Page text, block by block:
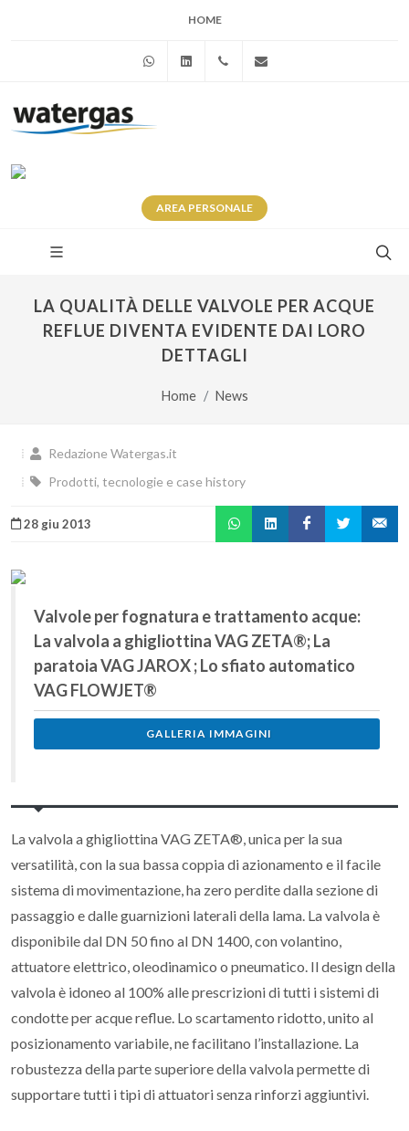
HOME
WhatsAppLinkedin+39 345 281 0246
AREA PERSONALE
LA QUALITÀ DELLE VALVOLE PER ACQUE
REFLUE DIVENTA EVIDENTE DAI LORO
DETTAGLI
Home News
Redazione Watergas.it
Prodotti, tecnologie e case history
28 giu 2013
Valvole per fognatura e trattamento acque:
La valvola a ghigliottina VAG ZETA®; La
paratoia VAG JAROX ; Lo sfiato automatico
VAG FLOWJET®
GALLERIA IMMAGINI
La valvola a ghigliottina VAG ZETA®, unica per la sua
versatilità, con la sua bassa coppia di azionamento e il facile
sistema di movimentazione, ha zero perdite dalla sezione di
passaggio e dalle guarnizioni laterali della lama. La valvola è
disponibile dal DN 50 fino al DN 1400, con volantino,
attuatore elettrico, oleodinamico o pneumatico. Il design della
valvola è idoneo al 100% alle prescrizioni di tutti i sistemi di
condotte per acque reflue. Lo scartamento ridotto, unito al
posizionamento variabile, ne facilitano l’installazione. La
robustezza della parte superiore della valvola permette di
supportare tutti i tipi di attuatori senza rinforzi aggiuntivi.